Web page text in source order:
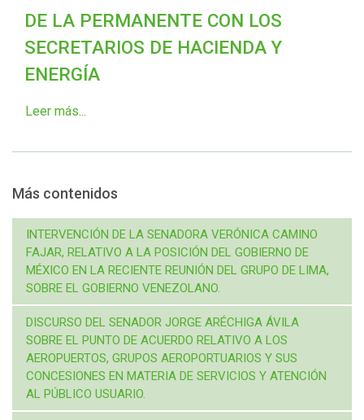
DE LA PERMANENTE CON LOS
SECRETARIOS DE HACIENDA Y
ENERGÍA
Leer más...
Más contenidos
INTERVENCIÓN DE LA SENADORA VERÓNICA CAMINO
FAJAR, RELATIVO A LA POSICIÓN DEL GOBIERNO DE
MÉXICO EN LA RECIENTE REUNIÓN DEL GRUPO DE LIMA,
SOBRE EL GOBIERNO VENEZOLANO.
DISCURSO DEL SENADOR JORGE ARÉCHIGA ÁVILA
SOBRE EL PUNTO DE ACUERDO RELATIVO A LOS
AEROPUERTOS, GRUPOS AEROPORTUARIOS Y SUS
CONCESIONES EN MATERIA DE SERVICIOS Y ATENCIÓN
AL PÚBLICO USUARIO.